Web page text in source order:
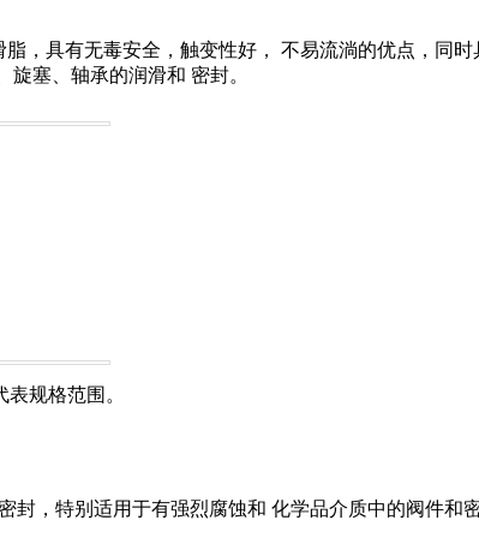
脂 ， 具有无毒安全 ， 触变性好 ， 不易流淌的优点 ， 同时
塞、轴承的润滑和 密封。
表规格范围。
封 ， 特别适用于有强烈腐蚀和 化学品介质中的阀件和